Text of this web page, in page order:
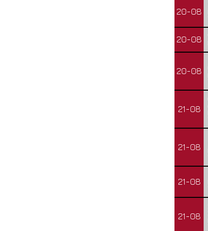
20-08
20-08
20-08
21-08
21-08
21-08
21-08